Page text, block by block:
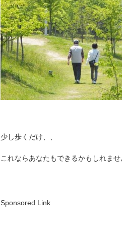
少し歩くだけ、、
これならあなたもできるかもしれま
Sponsored Link